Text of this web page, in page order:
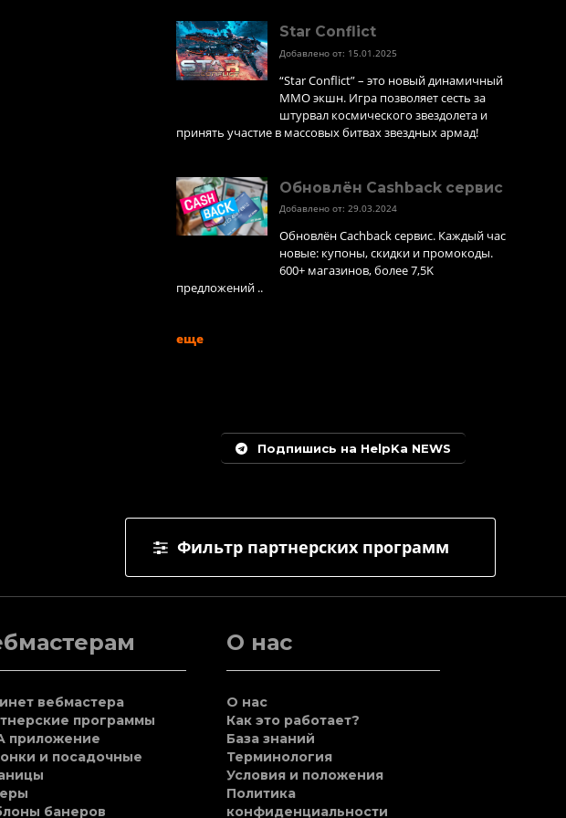
Star Conflict
Добавлено от: 15.01.2025
“Star Conflict” – это новый динамичный
MMO экшн. Игра позволяет сесть за
штурвал космического звездолета и
принять участие в массовых битвах звездных армад!
Обновлён Cashback сервис
Добавлено от: 29.03.2024
Обновлён Cachback сервис. Каждый час
новые: купоны, скидки и промокоды.
600+ магазинов, более 7,5K
предложений ..
еще
Подпишись на HelpKa NEWS
Фильтр партнерских программ
вебмастера
программы
приложение
и посадочные
банеров
О нас
О нас
Как это работает?
База знаний
Терминология
Условия и положения
Политика
конфиденциальности